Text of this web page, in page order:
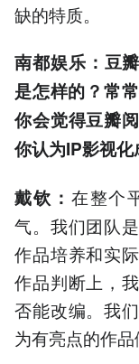
缺的特质。
南都娱乐：豆
是怎样的？常
你会觉得豆瓣
你认为IP影视化
戴钦： 在整个
气。我们团队
作品培养和实
作品判断上，
否能改编。我
为有亮点的作品